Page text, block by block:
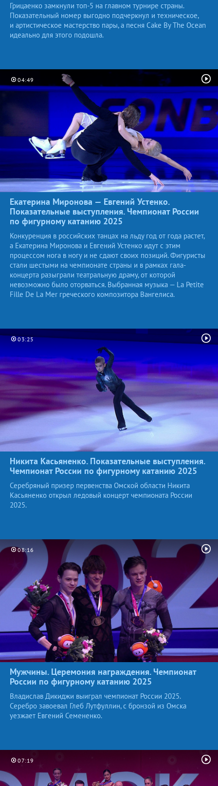
Грицаенко замкнули топ-5 на главном турнире страны.
Показательный номер выгодно подчеркнул и техническое,
и артистическое мастерство пары, а песня Cake By The Ocean
идеально для этого подошла.
04:49
Екатерина Миронова — Евгений Устенко.
Показательные выступления. Чемпионат России
по фигурному катанию 2025
Конкуренция в российских танцах на льду год от года растет,
а Екатерина Миронова и Евгений Устенко идут с этим
процессом нога в ногу и не сдают своих позиций. Фигуристы
стали шестыми на чемпионате страны и в рамках гала-
концерта разыграли театральную драму, от которой
невозможно было оторваться. Выбранная музыка — La Petite
Fille De La Mer греческого композитора Вангелиса.
03:25
Никита Касьяненко. Показательные выступления.
Чемпионат России по фигурному катанию 2025
Серебряный призер первенства Омской области Никита
Касьяненко открыл ледовый концерт чемпионата России
2025.
08:16
Мужчины. Церемония награждения. Чемпионат
России по фигурному катанию 2025
Владислав Дикиджи выиграл чемпионат России 2025.
Серебро завоевал Глеб Лутфуллин, с бронзой из Омска
уезжает Евгений Семененко.
07:19